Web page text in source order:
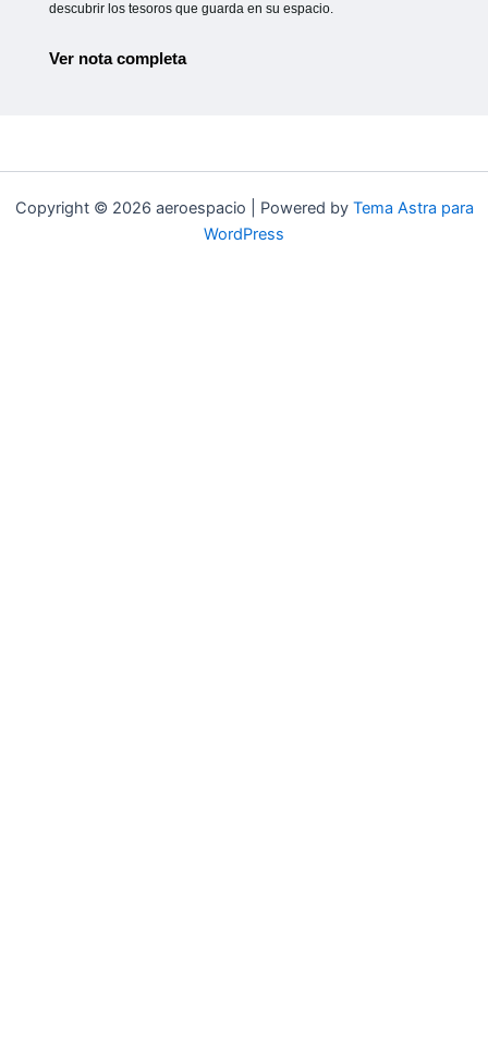
descubrir los tesoros que guarda en su espacio.
Ver nota completa
Copyright © 2026 aeroespacio | Powered by Tema Astra para
WordPress